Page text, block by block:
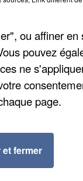
là depuis
et plus de
de 57
pour le
ou affiner en
pouvez
ne
page.
fermer